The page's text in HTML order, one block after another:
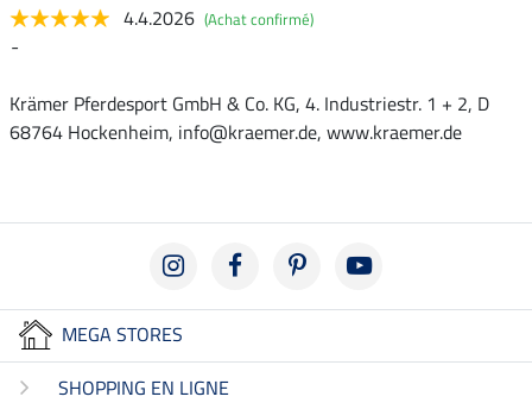
4.4.2026 (Achat confirmé)
-
Krämer Pferdesport GmbH & Co. KG, 4. Industriestr. 1 + 2, D
68764 Hockenheim, info@kraemer.de, www.kraemer.de
MEGA STORES
SHOPPING EN LIGNE